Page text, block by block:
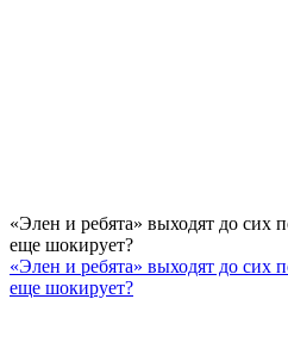
«Элен и ребята» выходят до сих
еще шокирует?
«Элен и ребята» выходят до сих
еще шокирует?